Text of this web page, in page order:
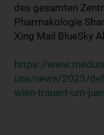
des gesamten
Pharmakologie
Xing Mail BlueSky
https://
uns/news/2023/
wien-trauert-um-